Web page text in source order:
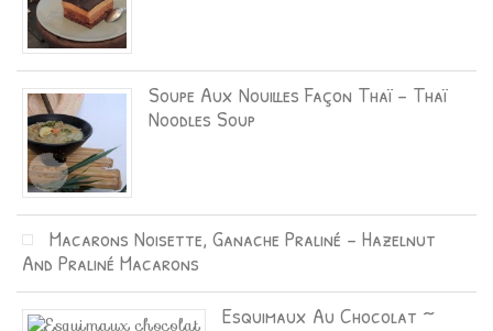
Soupe Aux Nouilles Façon Thaï – Thaï
Noodles Soup
Macarons Noisette, Ganache Praliné – Hazelnut
And Praliné Macarons
Esquimaux Au Chocolat ~